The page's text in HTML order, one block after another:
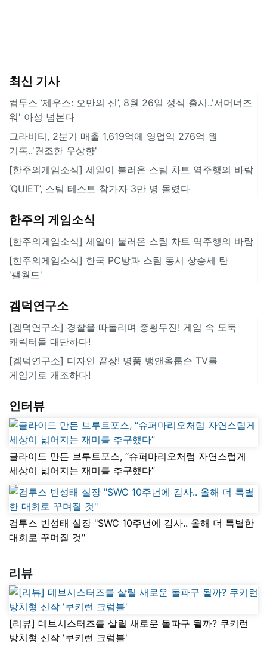
최신 기사
컴투스 ‘제우스: 오만의 신’, 8월 26일 정식 출시..'서머너즈
워' 아성 넘본다
그라비티, 2분기 매출 1,619억에 영업익 276억 원
기록..'견조한 우상향'
[한주의게임소식] 세일이 불러온 스팀 차트 역주행의 바람
‘QUIET’, 스팀 테스트 참가자 3만 명 몰렸다
한주의 게임소식
[한주의게임소식] 세일이 불러온 스팀 차트 역주행의 바람
[힌주의게임소식] 한국 PC방과 스팀 동시 상승세 탄
'팰월드'
겜덕연구소
[겜덕연구소] 경찰을 따돌리며 종횡무진! 게임 속 도둑
캐릭터들 대단하다!
[겜덕연구소] 디자인 끝장! 명품 뱅앤올룹슨 TV를
게임기로 개조하다!
인터뷰
글라이드 만든 브루트포스, “슈퍼마리오처럼 자연스럽게
세상이 넓어지는 재미를 추구했다”
컴투스 빈성태 실장 "SWC 10주년에 감사.. 올해 더 특별한
대회로 꾸며질 것"
리뷰
[리뷰] 데브시스터즈를 살릴 새로운 돌파구 될까? 쿠키런
방치형 신작 '쿠키런 크럼블'